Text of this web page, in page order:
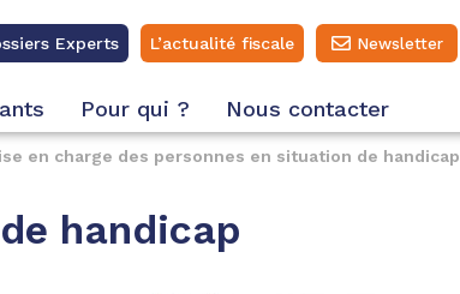
Experts L’actualité fiscale Newsletter
Pour qui ? Nous contacter
en charge des personnes en situation de handicap
handicap